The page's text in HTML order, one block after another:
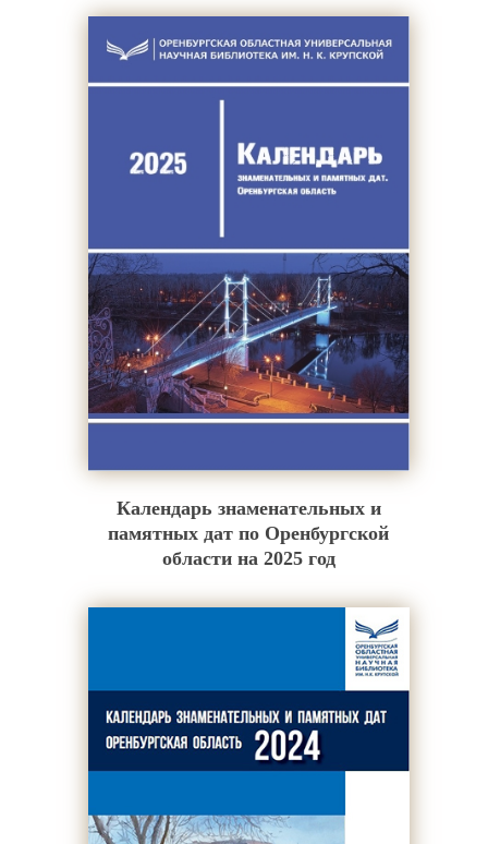
Календарь знаменательных и
памятных дат по Оренбургской
области на 2025 год